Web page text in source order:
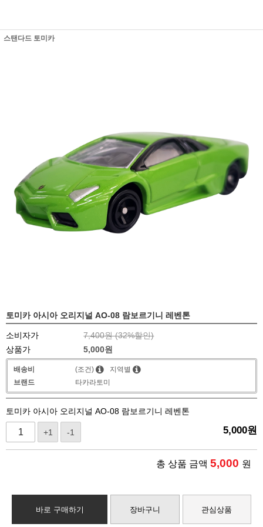
스탠다드 토미카
토미카 아시아 오리지널 AO-08 람보르기니 레벤톤
소비자가 7,400원 (32%할인)
상품가
5,000원
배송비 (조건)
지역별
브랜드
타카라토미
토미카 아시아 오리지널 AO-08 람보르기니 레벤톤
+1 -1 5,000원
총 상품 금액 5,000 원
바로 구매하기 장바구니 관심상품